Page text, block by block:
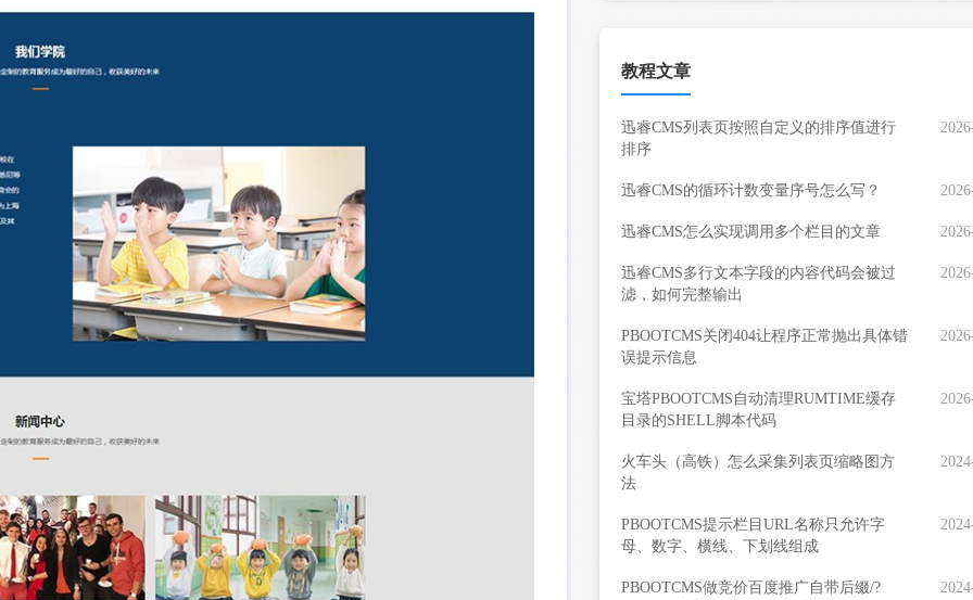
教程文章
迅睿CMS列表页按照自定义的排序值进行
排序
迅睿CMS的循环计数变量序号怎么写？
迅睿CMS怎么实现调用多个栏目的文章
迅睿CMS多行文本字段的内容代码会被过
滤，如何完整输出
PBOOTCMS关闭404让程序正常抛出具体错
误提示信息
宝塔PBOOTCMS自动清理RUMTIME缓存
目录的SHELL脚本代码
火车头（高铁）怎么采集列表页缩略图方
法
PBOOTCMS提示栏目URL名称只允许字
母、数字、横线、下划线组成
PBOOTCMS做竞价百度推广自带后缀/?